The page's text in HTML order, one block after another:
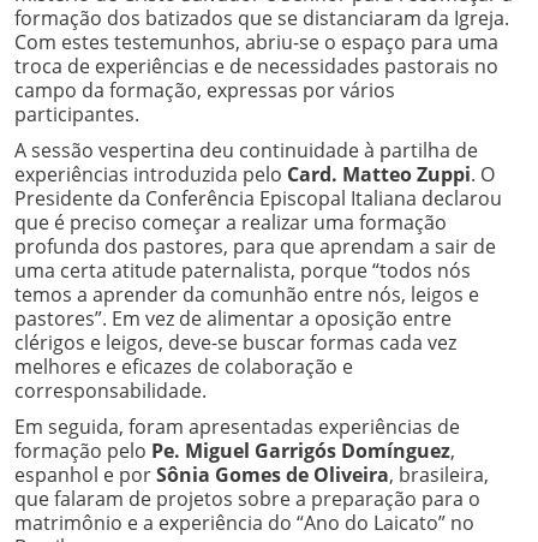
formação dos batizados que se distanciaram da Igreja.
Com estes testemunhos, abriu-se o espaço para uma
troca de experiências e de necessidades pastorais no
campo da formação, expressas por vários
participantes.
A sessão vespertina deu continuidade à partilha de
experiências introduzida pelo Card. Matteo Zuppi. O
Presidente da Conferência Episcopal Italiana declarou
que é preciso começar a realizar uma formação
profunda dos pastores, para que aprendam a sair de
uma certa atitude paternalista, porque “todos nós
temos a aprender da comunhão entre nós, leigos e
pastores”. Em vez de alimentar a oposição entre
clérigos e leigos, deve-se buscar formas cada vez
melhores e eficazes de colaboração e
corresponsabilidade.
Em seguida, foram apresentadas experiências de
formação pelo Pe. Miguel Garrigós Domínguez,
espanhol e porSônia Gomes de Oliveira, brasileira,
que falaram de projetos sobre a preparação para o
matrimônio e a experiência do “Ano do Laicato” no